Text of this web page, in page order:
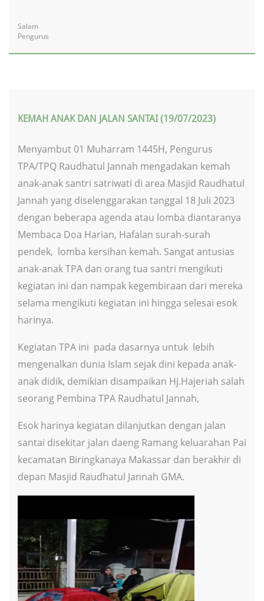
Salam
Pengurus
KEMAH ANAK DAN JALAN SANTAI (19/07/2023)
Menyambut 01 Muharram 1445H, Pengurus
TPA/TPQ Raudhatul Jannah mengadakan kemah
anak-anak santri satriwati di area Masjid Raudhatul
Jannah yang diselenggarakan tanggal 18 Juli 2023
dengan beberapa agenda atau lomba diantaranya
Membaca Doa Harian, Hafalan surah-surah
pendek, lomba kersihan kemah. Sangat antusias
anak-anak TPA dan orang tua santri mengikuti
kegiatan ini dan nampak kegembiraan dari mereka
selama mengikuti kegiatan ini hingga selesai esok
harinya.
Kegiatan TPA ini pada dasarnya untuk lebih
mengenalkan dunia Islam sejak dini kepada anak-
anak didik, demikian disampaikan Hj.Hajeriah salah
seorang Pembina TPA Raudhatul Jannah,
Esok harinya kegiatan dilanjutkan dengan jalan
santai disekitar jalan daeng Ramang keluarahan Pai
kecamatan Biringkanaya Makassar dan berakhir di
depan Masjid Raudhatul Jannah GMA.